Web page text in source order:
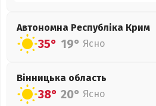
Автономна Республіка Крим
35° 19° Ясно
Вінницька область
38° 20° Ясно